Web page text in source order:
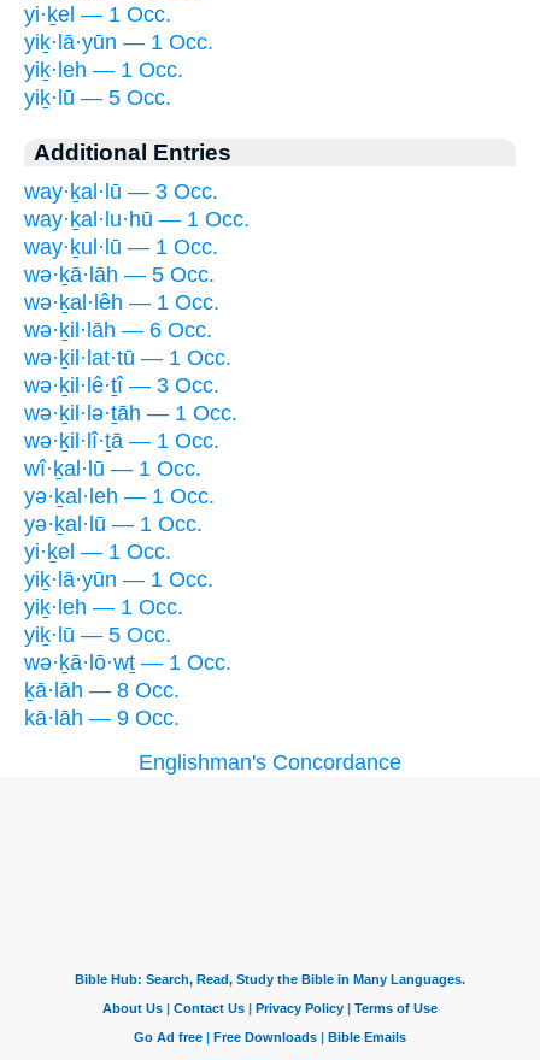
yi·ḵel — 1 Occ.
yiḵ·lā·yūn — 1 Occ.
yiḵ·leh — 1 Occ.
yiḵ·lū — 5 Occ.
Additional Entries
way·ḵal·lū — 3 Occ.
way·ḵal·lu·hū — 1 Occ.
way·ḵul·lū — 1 Occ.
wə·ḵā·lāh — 5 Occ.
wə·ḵal·lêh — 1 Occ.
wə·ḵil·lāh — 6 Occ.
wə·ḵil·lat·tū — 1 Occ.
wə·ḵil·lê·ṯî — 3 Occ.
wə·ḵil·lə·ṯāh — 1 Occ.
wə·ḵil·lî·ṯā — 1 Occ.
wî·ḵal·lū — 1 Occ.
yə·ḵal·leh — 1 Occ.
yə·ḵal·lū — 1 Occ.
yi·ḵel — 1 Occ.
yiḵ·lā·yūn — 1 Occ.
yiḵ·leh — 1 Occ.
yiḵ·lū — 5 Occ.
wə·ḵā·lō·wṯ — 1 Occ.
ḵā·lāh — 8 Occ.
kā·lāh — 9 Occ.
Englishman's Concordance